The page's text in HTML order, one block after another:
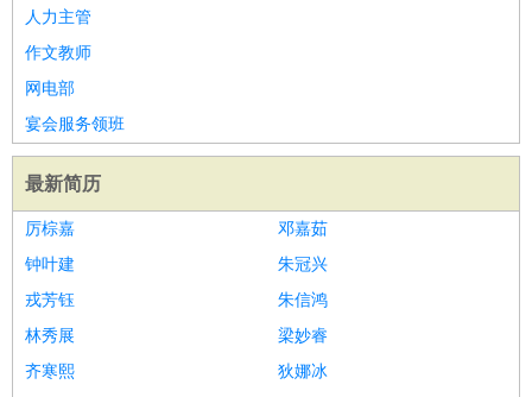
人力主管
作文教师
网电部
宴会服务领班
最新简历
厉棕嘉
邓嘉茹
钟叶建
朱冠兴
戎芳钰
朱信鸿
林秀展
梁妙睿
齐寒熙
狄娜冰